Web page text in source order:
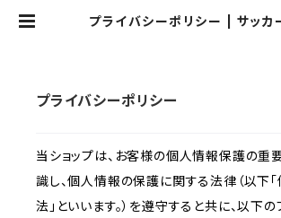
プライバシーポリシー | サッカ
プライバシーポリシー
当ショップは、お客様の個人情報保護の重
識し、個人情報の保護に関する法律（以下
法」といいます。）を遵守すると共に、以下